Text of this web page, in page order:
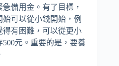
備用金。有了目標，
可以從小錢開始，例
得有困難，可以從更小
元。重要的是，要養